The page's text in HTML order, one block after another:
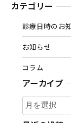
カテゴリー
診療日時のお
お知らせ
コラム
アーカイブ
ア
ー